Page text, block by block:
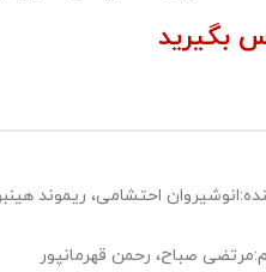
بگیرید
احتشامی، ریموند
صباح، رحمن قهرمانپور